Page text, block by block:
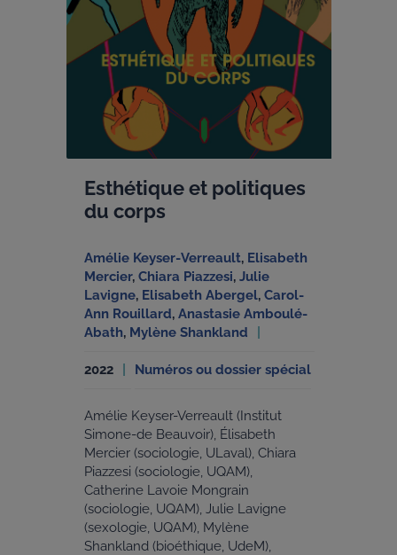
Esthétique et politiques
du corps
Amélie Keyser-Verreault, Elisabeth
Mercier, Chiara Piazzesi, Julie
Lavigne, Elisabeth Abergel, Carol-
Ann Rouillard, Anastasie Amboulé-
Abath, Mylène Shankland
2022 Numéros ou dossier spécial
Amélie Keyser-Verreault (Institut
Simone-de Beauvoir), Élisabeth
Mercier (sociologie, ULaval), Chiara
Piazzesi (sociologie, UQAM),
Catherine Lavoie Mongrain
(sociologie, UQAM), Julie Lavigne
(sexologie, UQAM), Mylène
Shankland (bioéthique, UdeM),